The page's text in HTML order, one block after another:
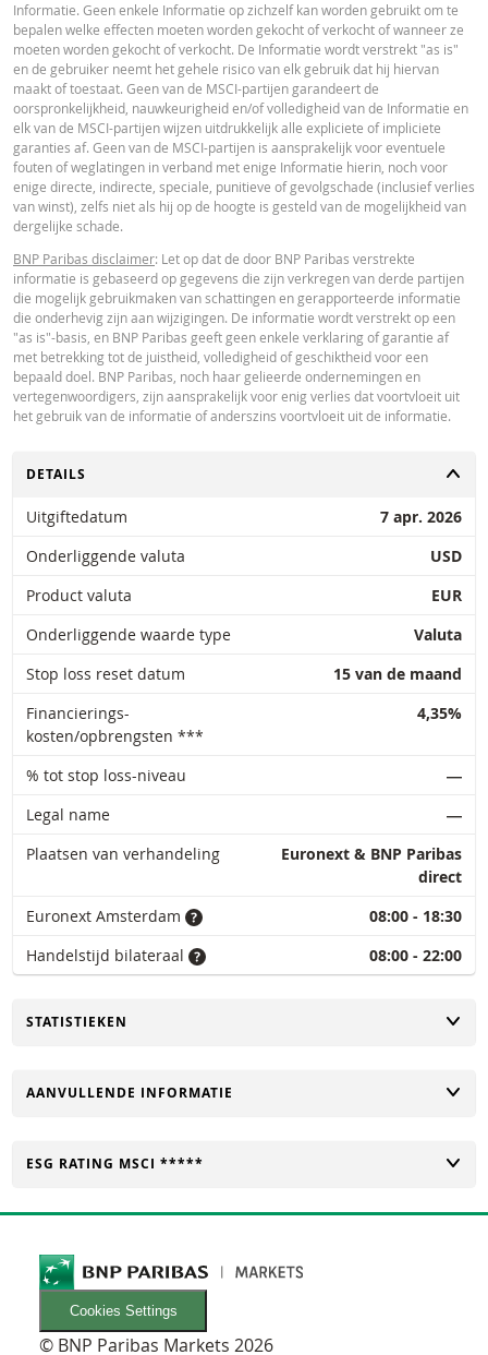
Informatie. Geen enkele Informatie op zichzelf kan worden gebruikt om te
bepalen welke effecten moeten worden gekocht of verkocht of wanneer ze
moeten worden gekocht of verkocht. De Informatie wordt verstrekt "as is"
en de gebruiker neemt het gehele risico van elk gebruik dat hij hiervan
maakt of toestaat. Geen van de MSCI-partijen garandeert de
oorspronkelijkheid, nauwkeurigheid en/of volledigheid van de Informatie en
elk van de MSCI-partijen wijzen uitdrukkelijk alle expliciete of impliciete
garanties af. Geen van de MSCI-partijen is aansprakelijk voor eventuele
fouten of weglatingen in verband met enige Informatie hierin, noch voor
enige directe, indirecte, speciale, punitieve of gevolgschade (inclusief verlies
van winst), zelfs niet als hij op de hoogte is gesteld van de mogelijkheid van
dergelijke schade.
BNP Paribas disclaimer: Let op dat de door BNP Paribas verstrekte
informatie is gebaseerd op gegevens die zijn verkregen van derde partijen
die mogelijk gebruikmaken van schattingen en gerapporteerde informatie
die onderhevig zijn aan wijzigingen. De informatie wordt verstrekt op een
"as is"-basis, en BNP Paribas geeft geen enkele verklaring of garantie af
met betrekking tot de juistheid, volledigheid of geschiktheid voor een
bepaald doel. BNP Paribas, noch haar gelieerde ondernemingen en
vertegenwoordigers, zijn aansprakelijk voor enig verlies dat voortvloeit uit
het gebruik van de informatie of anderszins voortvloeit uit de informatie.
TOGGLE
DETAILS
Uitgiftedatum
7 apr. 2026
Onderliggende valuta
USD
Product valuta
EUR
Onderliggende waarde type
Valuta
Stop loss reset datum
15 van de maand
Financierings-
kosten/opbrengsten ***
4,35%
% tot stop loss-niveau
―
Legal name
―
Plaatsen van verhandeling
Euronext & BNP Paribas
direct
Euronext Amsterdam
08:00 - 18:30
Handelstijd bilateraal
08:00 - 22:00
TOGGLE
STATISTIEKEN
TOGGLE
AANVULLENDE INFORMATIE
TOGGLE
ESG RATING MSCI *****
Cookies Settings
© BNP Paribas Markets 2026